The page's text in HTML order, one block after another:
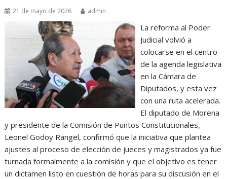
21 de mayo de 2026 admin
La reforma al Poder
Judicial volvió a
colocarse en el centro
de la agenda legislativa
en la Cámara de
Diputados, y esta vez
con una ruta acelerada.
El diputado de Morena
y presidente de la Comisión de Puntos Constitucionales,
Leonel Godoy Rangel, confirmó que la iniciativa que plantea
ajustes al proceso de elección de jueces y magistrados ya fue
turnada formalmente a la comisión y que el objetivo es tener
un dictamen listo en cuestión de horas para su discusión en el